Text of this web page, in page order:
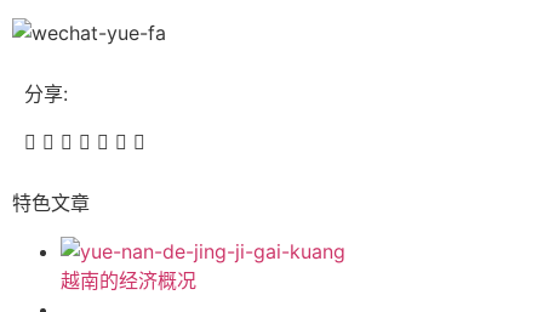
分享:
特色文章
越南的经济概况